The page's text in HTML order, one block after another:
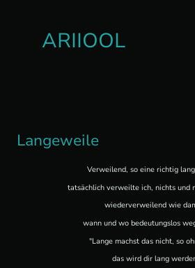
ARIIOOL
Langeweile
Verweilend, so eine richtig
tatsächlich verweilte ich, nichts und
wiederverweilend wie
wann und wo bedeutungslos
"Lange machst das nicht, so
das wird dir lang